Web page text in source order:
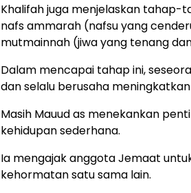
Khalifah juga menjelaskan tahap-
nafs ammarah (nafsu yang
mutmainnah (jiwa yang tenang
Dalam mencapai tahap ini,
dan selalu berusaha
Masih Mauud as menekankan
kehidupan sederhana.
Ia mengajak anggota Jemaat
kehormatan satu sama lain.